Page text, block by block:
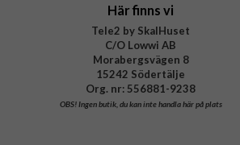
Här finns vi
Tele2 by SkalHuset
C/O Lowwi AB
Morabergsvägen 8
15242 Södertälje
Org. nr: 556881-9238
OBS!Ingen butik, du kan inte handla här på plats